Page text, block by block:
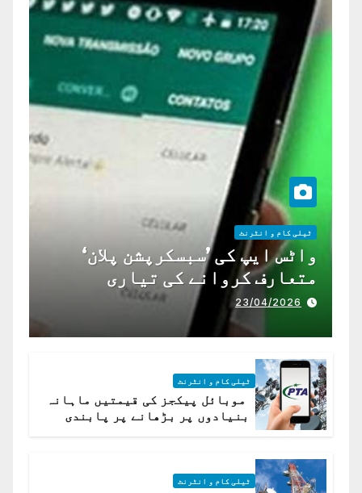
ٹیلی کام و انٹرنٹ
واٹس ایپ کی ’سبسکرپشن پلان‘
متعارف کروانے کی تیاری
23/04/2026
ٹیلی کام و انٹرنٹ
موبائل پیکجز کی قیمتیں ماہانہ
بنیادوں پر بڑھانے پر پابندی
ٹیلی کام و انٹرنٹ